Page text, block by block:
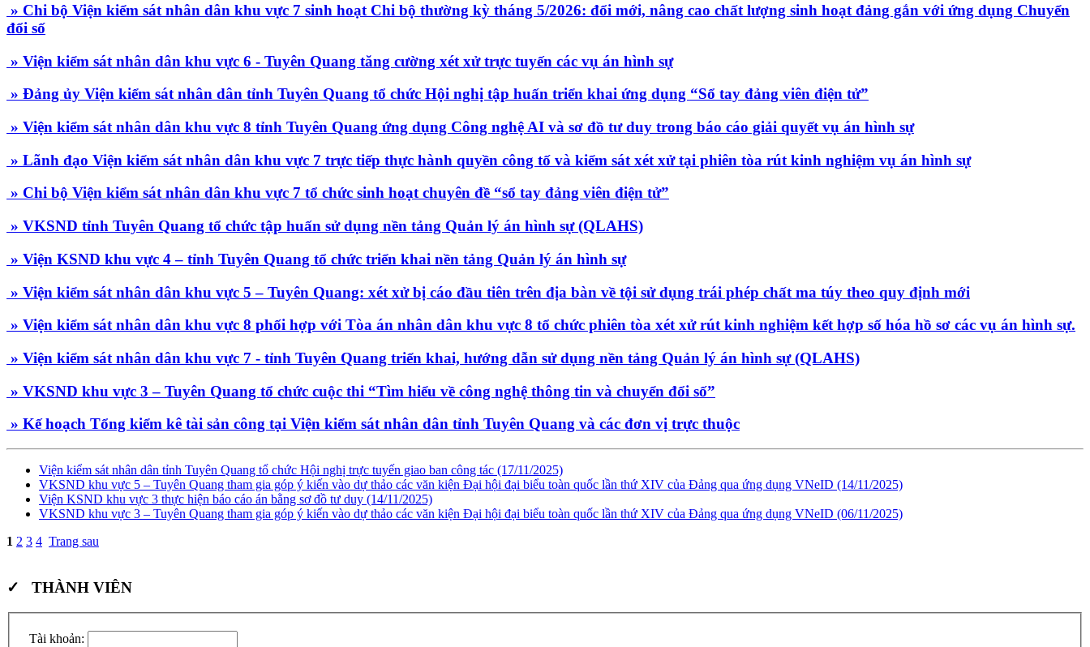
» Chi bộ Viện kiểm sát nhân dân khu vực 7 sinh hoạt Chi bộ thường kỳ tháng 5/2026: đổi mới, nâng cao chất lượng sinh hoạt đảng gắn với ứng dụng Chuyển
đổi số
» Viện kiểm sát nhân dân khu vực 6 - Tuyên Quang tăng cường xét xử trực tuyến các vụ án hình sự
» Đảng ủy Viện kiểm sát nhân dân tỉnh Tuyên Quang tổ chức Hội nghị tập huấn triển khai ứng dụng “Sổ tay đảng viên điện tử”
» Viện kiểm sát nhân dân khu vực 8 tỉnh Tuyên Quang ứng dụng Công nghệ AI và sơ đồ tư duy trong báo cáo giải quyết vụ án hình sự
» Lãnh đạo Viện kiểm sát nhân dân khu vực 7 trực tiếp thực hành quyền công tố và kiểm sát xét xử tại phiên tòa rút kinh nghiệm vụ án hình sự
» Chi bộ Viện kiểm sát nhân dân khu vực 7 tổ chức sinh hoạt chuyên đề “sổ tay đảng viên điện tử”
» VKSND tỉnh Tuyên Quang tổ chức tập huấn sử dụng nền tảng Quản lý án hình sự (QLAHS)
» Viện KSND khu vực 4 – tỉnh Tuyên Quang tổ chức triển khai nền tảng Quản lý án hình sự
» Viện kiểm sát nhân dân khu vực 5 – Tuyên Quang: xét xử bị cáo đầu tiên trên địa bàn về tội sử dụng trái phép chất ma túy theo quy định mới
» Viện kiểm sát nhân dân khu vực 8 phối hợp với Tòa án nhân dân khu vực 8 tổ chức phiên tòa xét xử rút kinh nghiệm kết hợp số hóa hồ sơ các vụ án hình sự.
» Viện kiểm sát nhân dân khu vực 7 - tỉnh Tuyên Quang triển khai, hướng dẫn sử dụng nền tảng Quản lý án hình sự (QLAHS)
» VKSND khu vực 3 – Tuyên Quang tổ chức cuộc thi “Tìm hiểu về công nghệ thông tin và chuyển đổi số”
» Kế hoạch Tổng kiểm kê tài sản công tại Viện kiểm sát nhân dân tỉnh Tuyên Quang và các đơn vị trực thuộc
Viện kiểm sát nhân dân tỉnh Tuyên Quang tổ chức Hội nghị trực tuyến giao ban công tác (17/11/2025)
VKSND khu vực 5 – Tuyên Quang tham gia góp ý kiến vào dự thảo các văn kiện Đại hội đại biểu toàn quốc lần thứ XIV của Đảng qua ứng dụng VNeID (14/11/2025)
Viện KSND khu vực 3 thực hiện báo cáo án bằng sơ đồ tư duy (14/11/2025)
VKSND khu vực 3 – Tuyên Quang tham gia góp ý kiến vào dự thảo các văn kiện Đại hội đại biểu toàn quốc lần thứ XIV của Đảng qua ứng dụng VNeID (06/11/2025)
1 2 3 4 Trang sau
✓ THÀNH VIÊN
Tài khoản: